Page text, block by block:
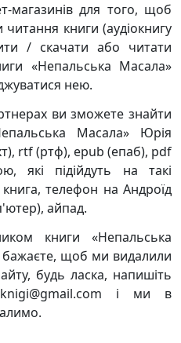
магазинів для того, щоб
книги (аудіокнигу
/ скачати або читати
«Непальська Масала»
нею.
ви зможете знайти
Масала» Юрія
rtf (ртф), epub (епаб), pdf
які підійдуть на такі
телефон на Андроїд
айпад.
книги «Непальська
щоб ми видалили
будь ласка, напишіть
і ми в